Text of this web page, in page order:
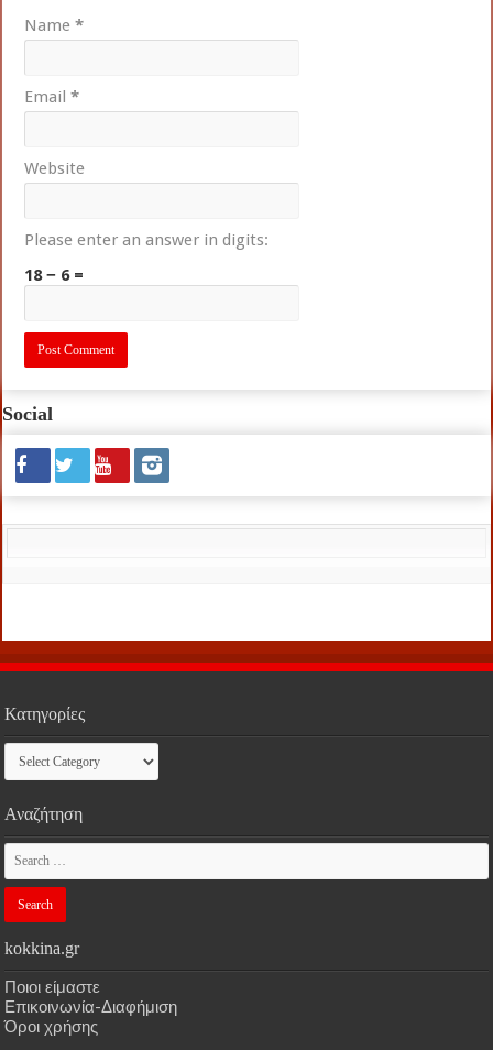
Name*
Email*
Website
Please enter an answer in digits:
18 − 6 =
Social
Κατηγορίες
Κατηγορίες
Αναζήτηση
kokkina.gr
Ποιοι είμαστε
Επικοινωνία-Διαφήμιση
Όροι χρήσης